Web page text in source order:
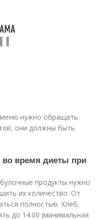
меню нужно обращать
они должны быть
во время диеты при
продукты нужно
их количество. От
полностью. Хлеб,
до 14:00 (минимальная